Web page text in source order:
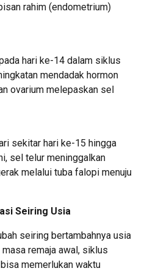
rahim (endometrium)
hari ke-14 dalam siklus
mendadak hormon
ovarium melepaskan sel
sekitar hari ke-15 hingga
sel telur meninggalkan
melalui tuba falopi menuju
Seiring Usia
seiring bertambahnya usia
remaja awal, siklus
memerlukan waktu